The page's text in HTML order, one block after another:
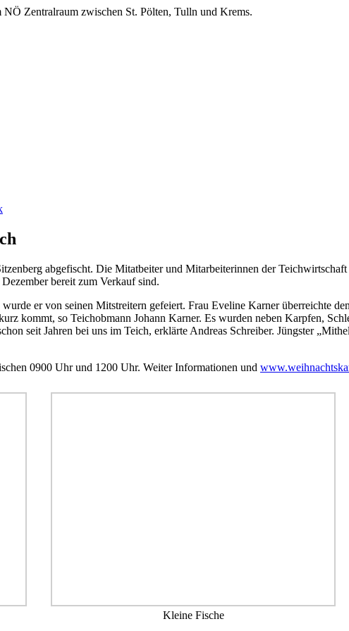
NÖ Zentralraum zwischen St. Pölten, Tulln und Krems.
abgefischt. Die Mitatbeiter und Mitarbeiterinnen der
bereit zum Verkauf sind.
er von seinen Mitstreitern gefeiert. Frau Eveline Karner überreichte
kommt, so Teichobmann Johann Karner. Es wurden neben Karpfen,
seit Jahren bei uns im Teich, erklärte Andreas Schreiber. Jüngster
0900 Uhr und 1200 Uhr. Weiter Informationen und